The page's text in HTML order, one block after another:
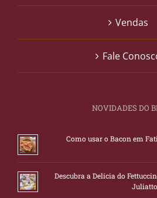
Vendas
Fale
NOVIDADES DO
Como usar o Bacon em
Descubra a Delícia do
Juliatto